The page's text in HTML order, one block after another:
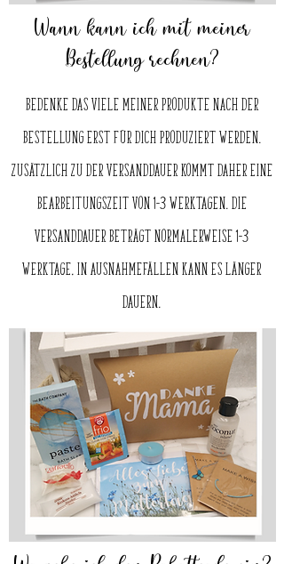
Wann kann ich mit meiner
Bestellung rechnen?
Bedenke das viele meiner Produkte nach der
Bestellung erst für dich produziert werden.
Zusätzlich zu der Versanddauer kommt daher eine
Bearbeitungszeit von 1-3 Werktagen. Die
Versanddauer beträgt normalerweise 1-3
Werktage, in Ausnahmefällen kann es länger
dauern.